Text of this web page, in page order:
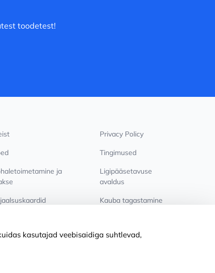
toodetest!
ja
Privacy Policy
Tingimused
Ligipääsetavuse
avaldus
Kauba tagastamine
kasutajad veebisaidiga suhtlevad,